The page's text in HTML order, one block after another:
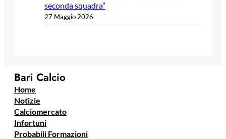
seconda squadra”
27 Maggio 2026
Bari Calcio
Home
Notizie
Calciomercato
Infortuni
Probabili Formazioni